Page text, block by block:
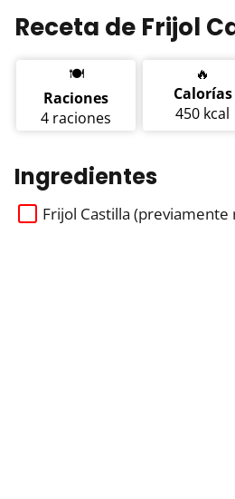
Receta de Frijol
🍽️
Raciones
4 raciones
🔥
Calorías
450 kcal
Ingredientes
Frijol Castilla